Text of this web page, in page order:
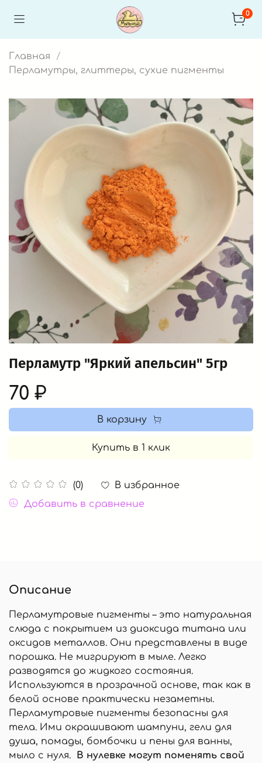
0
Главная
Перламутры, глиттеры, сухие пигменты
Перламутр "Яркий апельсин" 5гр
(0)
В избранное
Добавить в сравнение
70 ₽
В корзину
Купить в 1 клик
Описание
Перламутровые пигменты – это натуральная
слюда с покрытием из диоксида титана или
оксидов металлов. Они представлены в виде
порошка. Не мигрируют в мыле. Легко
разводятся до жидкого состояния.
Используются в прозрачной основе, так как в
белой основе практически незаметны.
Перламутровые пигменты безопасны для
тела. Ими окрашивают шампуни, гели для
душа, помады, бомбочки и пены для ванны,
мыло с нуля. В нулевке могут поменять свой